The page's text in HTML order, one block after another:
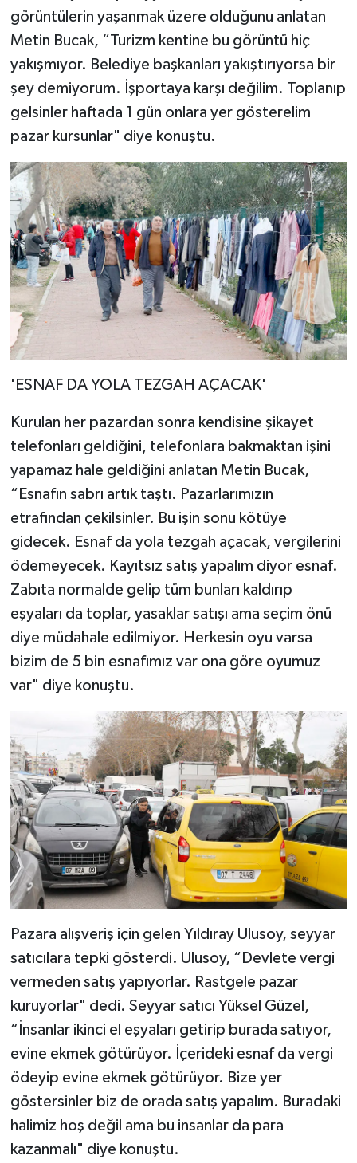
görüntülerin yaşanmak üzere olduğunu anlatan
Metin Bucak, “Turizm kentine bu görüntü hiç
yakışmıyor. Belediye başkanları yakıştırıyorsa bir
şey demiyorum. İşportaya karşı değilim. Toplanıp
gelsinler haftada 1 gün onlara yer gösterelim
pazar kursunlar" diye konuştu.
'ESNAF DA YOLA TEZGAH AÇACAK'
Kurulan her pazardan sonra kendisine şikayet
telefonları geldiğini, telefonlara bakmaktan işini
yapamaz hale geldiğini anlatan Metin Bucak,
“Esnafın sabrı artık taştı. Pazarlarımızın
etrafından çekilsinler. Bu işin sonu kötüye
gidecek. Esnaf da yola tezgah açacak, vergilerini
ödemeyecek. Kayıtsız satış yapalım diyor esnaf.
Zabıta normalde gelip tüm bunları kaldırıp
eşyaları da toplar, yasaklar satışı ama seçim önü
diye müdahale edilmiyor. Herkesin oyu varsa
bizim de 5 bin esnafımız var ona göre oyumuz
var" diye konuştu.
Pazara alışveriş için gelen Yıldıray Ulusoy, seyyar
satıcılara tepki gösterdi. Ulusoy, “Devlete vergi
vermeden satış yapıyorlar. Rastgele pazar
kuruyorlar" dedi. Seyyar satıcı Yüksel Güzel,
“İnsanlar ikinci el eşyaları getirip burada satıyor,
evine ekmek götürüyor. İçerideki esnaf da vergi
ödeyip evine ekmek götürüyor. Bize yer
göstersinler biz de orada satış yapalım. Buradaki
halimiz hoş değil ama bu insanlar da para
kazanmalı" diye konuştu.